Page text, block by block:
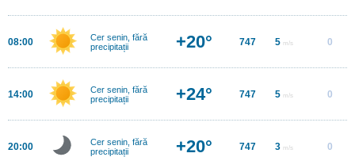
08:00
Cer senin, fără
precipitații
+20° 747 5 m/s 0
14:00
Cer senin, fără
precipitații
+24° 747 5 m/s 0
20:00
Cer senin, fără
precipitații
+20° 747 3 m/s 0